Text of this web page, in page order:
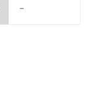
－